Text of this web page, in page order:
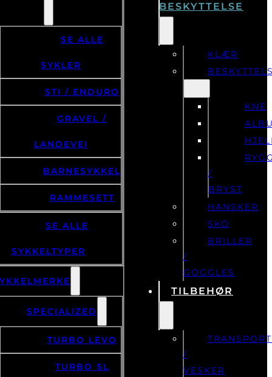
SE ALLE
SYKLER
STI / ENDURO
GRAVEL /
LANDEVEI
BARNESYKKEL
RAMMESETT
SE ALLE
SYKKELTYPER
SPECIALIZED
TURBO LEVO
TURBO SL
BESKYTTELSE
KLÆR
KNE
/
BRYST
HANSKER
SKO
BRILLER
/
GOGGLES
TILBEHØR
TRANSPORT
/
VESKER